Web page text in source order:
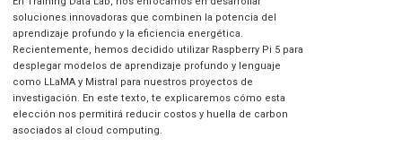
soluciones innovadoras que combinen la potencia del
aprendizaje profundo y la eficiencia energética.
Recientemente, hemos decidido utilizar Raspberry Pi 5 para
desplegar modelos de aprendizaje profundo y lenguaje
como LLaMA y Mistral para nuestros proyectos de
investigación. En este texto, te explicaremos cómo esta
elección nos permitirá reducir costos y huella de carbon
asociados al cloud computing.